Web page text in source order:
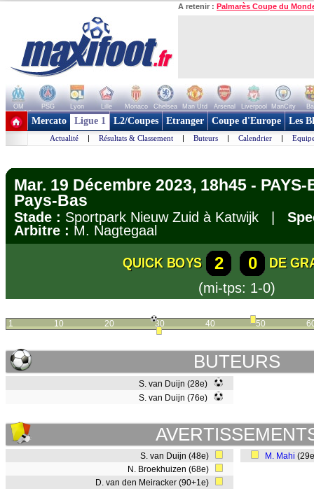
A retenir : Palmarès Coupe du
OM PSG Lyon Lille Monaco Chelsea Man Utd Arsenal Liverpool ManCity
+ de clubs
Mercato Ligue 1 L2/Coupes Etranger Coupe d'Europe Les
Actualité | Résultats & Classement | Buteurs | Calendrier |
Mar. 19 Décembre 2023, 18h45 -
Pays-Bas
Stade : Sportpark Nieuw Zuid à Katwijk |
Arbitre : M. Nagtegaal
QUICK BOYS 2 0
DE
(mi-tps: 1-0)
1 10 20 30 40 50
BUTEURS
S. van Duijn (28e)
S. van Duijn (76e)
S. van Duijn (48e)
N. Broekhuizen (68e)
D. van den Meiracker (90+1e)
M. Mahi